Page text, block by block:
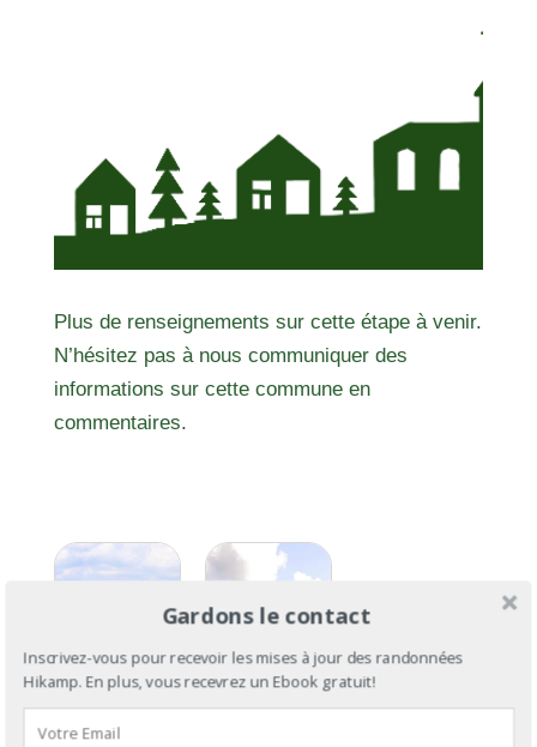
Plus de renseignements sur cette étape à venir.
N’hésitez pas à nous communiquer des
informations sur cette commune en
commentaires.
Gardons le contact
Inscrivez-vous pour recevoir les mises à jour des randonnées
Hikamp. En plus, vous recevrez un Ebook gratuit!